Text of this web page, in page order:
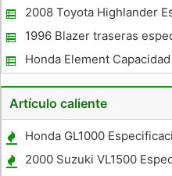
Especificaciones
2008 Toyota Highlander
1996 Blazer traseras
gama
Honda Element
Artículo caliente
Honda GL1000
2000 Suzuki VL1500